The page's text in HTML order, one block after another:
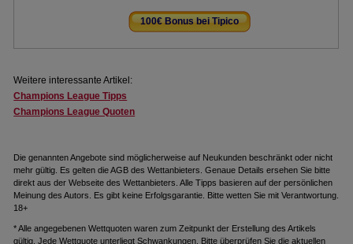
100€ Bonus bei Tipico
Weitere interessante Artikel:
Champions League Tipps
Champions League Quoten
Die genannten Angebote sind möglicherweise auf Neukunden beschränkt oder nicht
mehr gültig. Es gelten die AGB des Wettanbieters. Genaue Details ersehen Sie bitte
direkt aus der Webseite des Wettanbieters. Alle Tipps basieren auf der persönlichen
Meinung des Autors. Es gibt keine Erfolgsgarantie. Bitte wetten Sie mit Verantwortung.
18+
* Alle angegebenen Wettquoten waren zum Zeitpunkt der Erstellung des Artikels
gültig. Jede Wettquote unterliegt Schwankungen. Bitte überprüfen Sie die aktuellen